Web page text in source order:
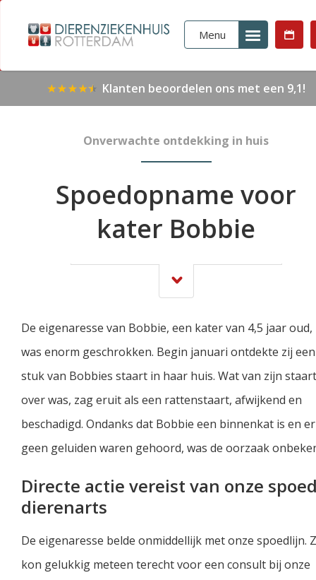
Klanten beoordelen ons met een 9,1!
Menu
Onverwachte ontdekking in huis
Spoedopname voor
kater Bobbie
De eigenaresse van Bobbie, een kater van 4,5 jaar oud,
was enorm geschrokken. Begin januari ontdekte zij een
stuk van Bobbies staart in haar huis. Wat van zijn staart
over was, zag eruit als een rattenstaart, afwijkend en
beschadigd. Ondanks dat Bobbie een binnenkat is en er
geen geluiden waren gehoord, was de oorzaak
Directe actie vereist van onze
dierenarts
De eigenaresse belde onmiddellijk met onze spoedlijn.
kon gelukkig meteen terecht voor een consult bij onze